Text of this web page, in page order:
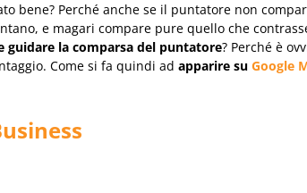
bene? Perché anche se il puntatore non
e magari compare pure quello che
guidare la comparsa del puntatore? Perché è
Come si fa quindi ad apparire su Google